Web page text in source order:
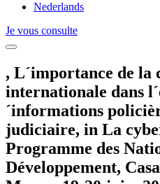
Nederlands
Je vous consulte
, L´importance de la
internationale dans
´informations
judiciaire, in La
Programme des
Développement,